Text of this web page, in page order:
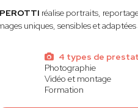
réalise portraits,
uniques, sensibles et adaptées
4 types de
Photographie
Vidéo et montage
Formation